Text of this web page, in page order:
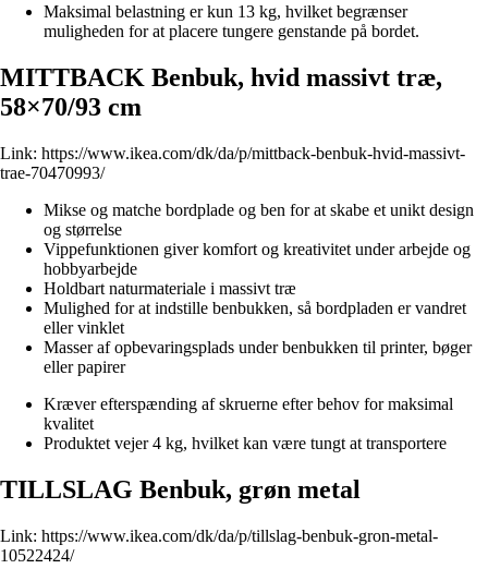
Maksimal belastning er kun 13 kg, hvilket begrænser
muligheden for at placere tungere genstande på bordet.
MITTBACK Benbuk, hvid massivt træ,
58×70/93 cm
Link: https://www.ikea.com/dk/da/p/mittback-benbuk-hvid-massivt-
trae-70470993/
Mikse og matche bordplade og ben for at skabe et unikt design
og størrelse
Vippefunktionen giver komfort og kreativitet under arbejde og
hobbyarbejde
Holdbart naturmateriale i massivt træ
Mulighed for at indstille benbukken, så bordpladen er vandret
eller vinklet
Masser af opbevaringsplads under benbukken til printer, bøger
eller papirer
Kræver efterspænding af skruerne efter behov for maksimal
kvalitet
Produktet vejer 4 kg, hvilket kan være tungt at transportere
TILLSLAG Benbuk, grøn metal
Link: https://www.ikea.com/dk/da/p/tillslag-benbuk-gron-metal-
10522424/